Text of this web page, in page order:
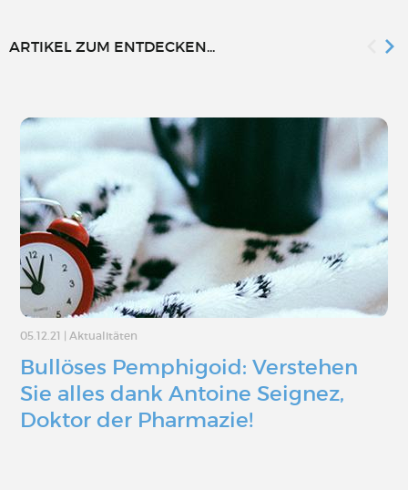
ARTIKEL ZUM ENTDECKEN...
05.12.21 Aktualitäten
Bullöses Pemphigoid: Verstehen
Sie alles dank Antoine Seignez,
Doktor der Pharmazie!